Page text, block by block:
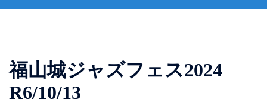
ス
福山城ジャズフェス2024
R6/10/13